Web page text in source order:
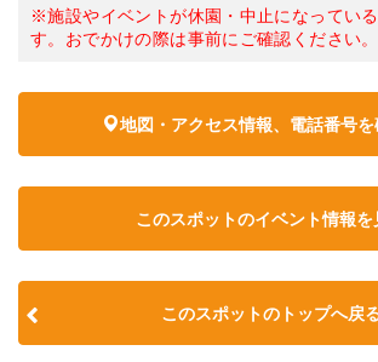
※施設やイベントが休園・中止になってい
す。おでかけの際は事前にご確認ください。
地図・アクセス情報、電話番号
このスポットのイベント情報を
このスポットのトップへ戻